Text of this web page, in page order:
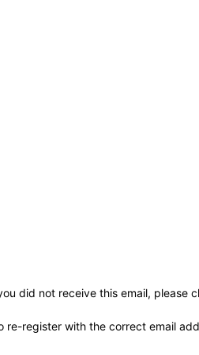
did not receive this email, please
re-register with the correct email